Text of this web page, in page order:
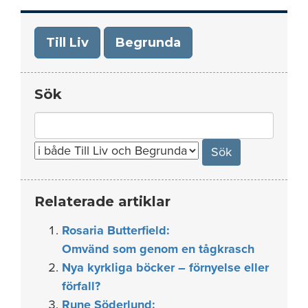
Till Liv Begrunda
Sök
for:
Relaterade artiklar
Rosaria Butterfield:
Omvänd som genom en tågkrasch
Nya kyrkliga böcker – förnyelse eller
förfall?
Rune Söderlund: